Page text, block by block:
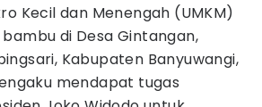
Kecil dan Menengah (UMKM)
di Desa Gintangan,
Kabupaten Banyuwangi,
mendapat tugas